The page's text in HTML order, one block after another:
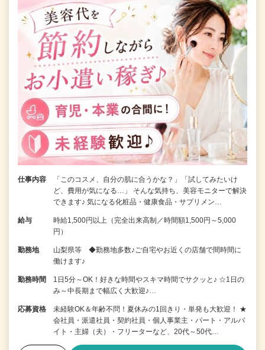
仕事内容
「このコスメ、自分の肌に合うかな？」「試してみたいけ
ど、費用が気になる…」 そんな気持ち、美容モニターで解決
できます♪ 気になる化粧品・健康食品・サプリメン…
給与
時給1,500円以上（完全出来高制／時間額1,500円～5,000
円）
勤務地
山梨県等 ◆勤務地多数♪ご自宅やお近くの店舗で間時間に
働けます♪
勤務時間
1日5分～OK！好きな時間やスキマ時間でサクッと♪ ☆1日の
み～中長期まで幅広く大歓迎♪…
応募資格
未経験OK＆年齢不問！夏休みの1回きり・単発も大歓迎！ ★
会社員・派遣社員・契約社員・個人事業主・パート・アルバ
イト・主婦（夫）・フリーターなど、20代～50代…